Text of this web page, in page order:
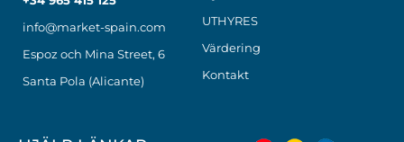
info@market-spain.com
Espoz och Mina Street, 6
Santa Pola (Alicante)
UTHYRES
Värdering
Kontakt